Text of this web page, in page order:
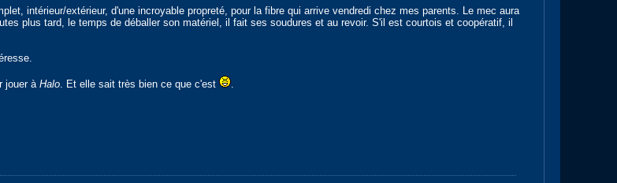
intérieur/extérieur, d'une incroyable propreté, pour la fibre qui arrive vendredi chez mes parents. Le mec aura
plus tard, le temps de déballer son matériel, il fait ses soudures et au revoir. S'il est courtois et coopératif, il
jouer à Halo. Et elle sait très bien ce que c'est .